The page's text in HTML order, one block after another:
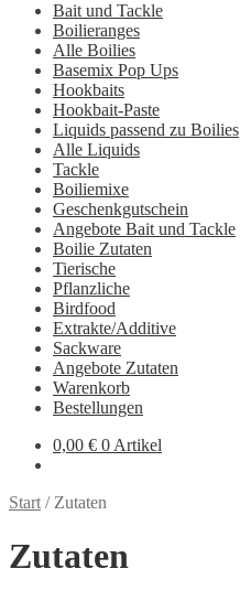
Bait und Tackle
Boilieranges
Alle Boilies
Basemix Pop Ups
Hookbaits
Hookbait-Paste
Liquids passend zu Boilies
Alle Liquids
Tackle
Boiliemixe
Geschenkgutschein
Angebote Bait und Tackle
Boilie Zutaten
Tierische
Pflanzliche
Birdfood
Extrakte/Additive
Sackware
Angebote Zutaten
Warenkorb
Bestellungen
0,00 € 0 Artikel
Start / Zutaten
Zutaten